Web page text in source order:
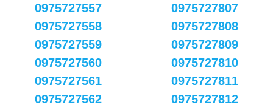
0975727557
0975727558
0975727559
0975727560
0975727561
0975727562
0975727807
0975727808
0975727809
0975727810
0975727811
0975727812